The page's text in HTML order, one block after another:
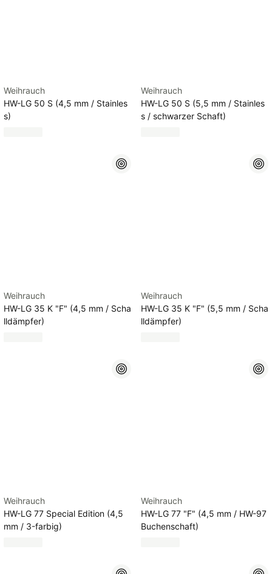
Weihrauch
HW-LG 50 S (4,5 mm / Stainles
s)
Weihrauch
HW-LG 50 S (5,5 mm / Stainles
s / schwarzer Schaft)
Weihrauch
HW-LG 35 K "F" (4,5 mm / Scha
lldämpfer)
Weihrauch
HW-LG 35 K "F" (5,5 mm / Scha
lldämpfer)
Weihrauch
HW-LG 77 Special Edition (4,5
mm / 3-farbig)
Weihrauch
HW-LG 77 "F" (4,5 mm / HW-97
Buchenschaft)